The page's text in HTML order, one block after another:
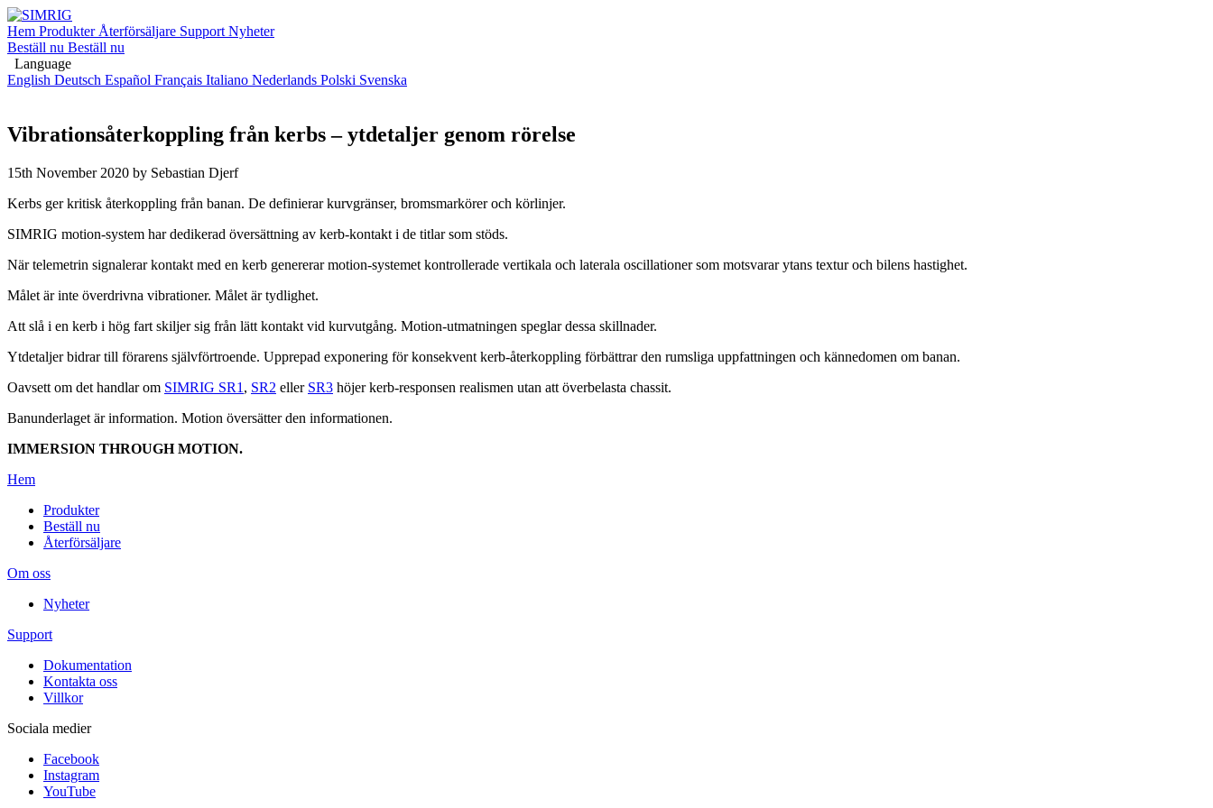
Hem Produkter Återförsäljare Support Nyheter
Beställ nu Beställ nu
Language
English Deutsch Español Français Italiano Nederlands Polski Svenska
Vibrationsåterkoppling från kerbs – ytdetaljer genom rörelse
15th November 2020 by Sebastian Djerf
Kerbs ger kritisk återkoppling från banan. De definierar kurvgränser, bromsmarkörer och körlinjer.
SIMRIG motion-system har dedikerad översättning av kerb-kontakt i de titlar som stöds.
När telemetrin signalerar kontakt med en kerb genererar motion-systemet kontrollerade vertikala och laterala oscillationer som motsvarar ytans textur och bilens hastighet.
Målet är inte överdrivna vibrationer. Målet är tydlighet.
Att slå i en kerb i hög fart skiljer sig från lätt kontakt vid kurvutgång. Motion-utmatningen speglar dessa skillnader.
Ytdetaljer bidrar till förarens självförtroende. Upprepad exponering för konsekvent kerb-återkoppling förbättrar den rumsliga uppfattningen och kännedomen om banan.
Oavsett om det handlar om SIMRIG SR1 , SR2 eller SR3 höjer kerb-responsen realismen utan att överbelasta chassit.
Banunderlaget är information. Motion översätter den informationen.
IMMERSION THROUGH MOTION.
Hem
Produkter
Beställ nu
Återförsäljare
Om oss
Nyheter
Support
Dokumentation
Kontakta oss
Villkor
Sociala medier
Facebook
Instagram
YouTube